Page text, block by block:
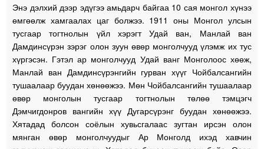
Энэ дэлхий дээр эдүгээ амьдарч байгаа 10 сая монгол хүнээ
өмгөөлж хамгаалах цаг болжээ. 1911 оны Монгол улсын
тусгаар тогтнолын үйл хэрэгт Удай ван, Манлай ван
Дамдинсүрэн зэрэг олон зуун өвөр монголчууд үлэмж их тус
хүргэсэн. Гэтэл ар монголчууд Удай ванг Монголоос хөөж,
Манлай ван Дамдинсүрэнгийн гурван хүүг Чойбалсангийн
тушаалаар буудан хөнөөжээ. Мөн Чойбалсангийн тушаалаар
өвөр монголын тусгаар тогтнолын төлөө тэмцэгч
Дэмчигдонров вангийн хүү Дугарсүрэнг буудан хөнөөжээ.
Хятадад болсон соёлын хувьсгалаас зугтан ирсэн олон
мянган өвөр монголчуудыг Ар Монголд ихэд хавчин